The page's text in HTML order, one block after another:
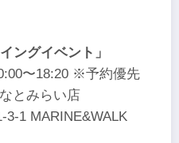
ングイベント」
〜18:20 ※予約優先
とみらい店
MARINE&WALK